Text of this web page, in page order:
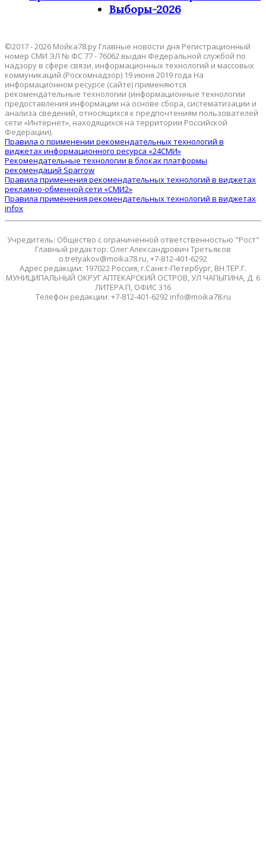
Выборы-2026
©2017 - 2026 Мойка78.ру Главные новости дня Регистрационный
номер СМИ ЭЛ № ФС 77 - 76062 выдан Федеральной службой по
надзору в сфере связи, информационных технологий и массовых
коммуникаций (Роскомнадзор) 19 июня 2019 года На
информационном ресурсе (сайте) применяются
рекомендательные технологии (информационные технологии
предоставления информации на основе сбора, систематизации и
анализа сведений, относящихся к предпочтениям пользователей
сети «Интернет», находящихся на территории Российской
Федерации).
Правила о применении рекомендательных технологий в
виджетах информационного ресурса «24СМИ»
Рекомендательные технологии в блоках платформы
рекомендаций Sparrow
Правила применения рекомендательных технологий в виджетах
рекламно-обменной сети «СМИ2»
Правила применения рекомендательных технологий в виджетах
infox
Учредитель: Общество с ограниченной ответственностью "Рост"
Главный редактор: Олег Александрович Третьяков
o.tretyakov@moika78.ru, +7-812-401-6292
Адрес редакции: 197022 Россия, г.Санкт-Петербург, ВН.ТЕР.Г.
МУНИЦИПАЛЬНЫЙ ОКРУГ АПТЕКАРСКИЙ ОСТРОВ, УЛ ЧАПЫГИНА, Д. 6
ЛИТЕРА П, ОФИС 316
Телефон редакции: +7-812-401-6292 info@moika78.ru